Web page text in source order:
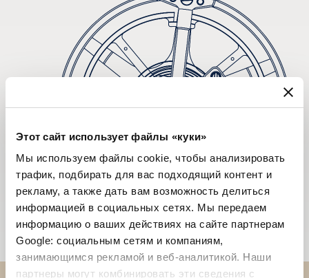
Этот сайт использует файлы «куки»
Мы используем файлы cookie, чтобы анализировать
трафик, подбирать для вас подходящий контент и
рекламу, а также дать вам возможность делиться
информацией в социальных сетях. Мы передаем
информацию о ваших действиях на сайте партнерам
Google: социальным сетям и компаниям,
занимающимся рекламой и веб-аналитикой. Наши
партнеры могут комбинировать эти сведения с